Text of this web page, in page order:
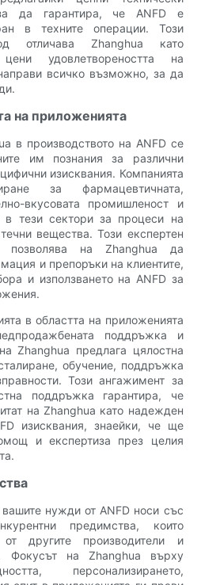
да гарантира, че ANFD е
в техните операции. Този
отличава Zhanghua като
удовлетвореността на
всичко възможно, за да
на приложенията
в производството на ANFD се
им познания за различни
изисквания. Компанията
за фармацевтичната,
вкусовата промишленост и
в тези сектори за процеси на
вещества. Този експертен
позволява на Zhanghua да
и препоръки на клиентите,
и използването на ANFD за
в областта на приложенията
поддръжка и
Zhanghua предлага цялостна
обучение, поддръжка
Този ангажимент за
поддръжка гарантира, че
на Zhanghua като надежден
изисквания, знаейки, че ще
и експертиза през целия
нужди от ANFD носи със
предимства, които
от другите производители и
Фокусът на Zhanghua върху
персонализирането,